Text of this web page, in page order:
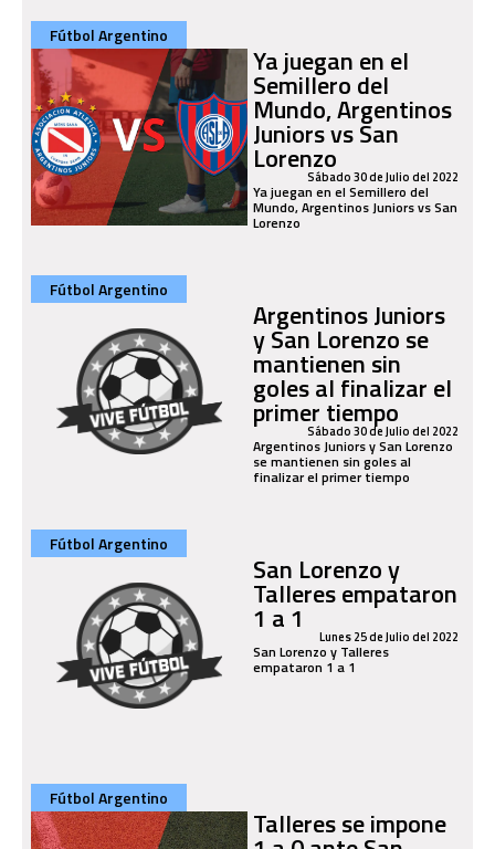
Fútbol Argentino
Ya juegan en el
Semillero del
Mundo, Argentinos
Juniors vs San
LorenzoSábado 30 de Julio del 2022
Ya juegan en el Semillero del
Mundo, Argentinos Juniors vs San
Lorenzo
Fútbol Argentino
Argentinos Juniors
y San Lorenzo se
mantienen sin
goles al finalizar el
primer tiempo
Sábado 30 de Julio del 2022
Argentinos Juniors y San Lorenzo
se mantienen sin goles al
finalizar el primer tiempo
Fútbol Argentino
San Lorenzo y
Talleres empataron
1 a 1 Lunes 25 de Julio del 2022
San Lorenzo y Talleres
empataron 1 a 1
Fútbol Argentino
Talleres se impone